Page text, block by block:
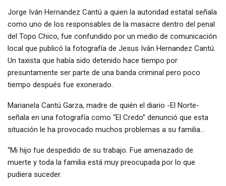
Jorge Iván Hernandez Cantú a quien la autoridad estatal señala
como uno de los responsables de la masacre dentro del penal
del Topo Chico, fue confundido por un medio de comunicación
local que publicó la fotografía de Jesus Iván Hernandez Cantú.
Un taxista que había sido detenido hace tiempo por
presuntamente ser parte de una banda criminal pero poco
tiempo después fue exonerado.
Marianela Cantú Garza, madre de quién el diario -El Norte-
señala en una fotografía como “El Credo” denunció que esta
situación le ha provocado muchos problemas a su familia…
“Mi hijo fue despedido de su trabajo. Fue amenazado de
muerte y toda la familia está muy preocupada por lo que
pudiera suceder.